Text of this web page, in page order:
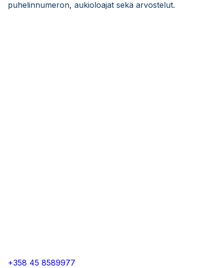
puhelinnumeron, aukioloajat sekä arvostelut.
+358 45 8589977